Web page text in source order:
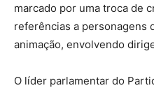
marcado por uma troca de
referências a personagens
animação, envolvendo
O líder parlamentar do